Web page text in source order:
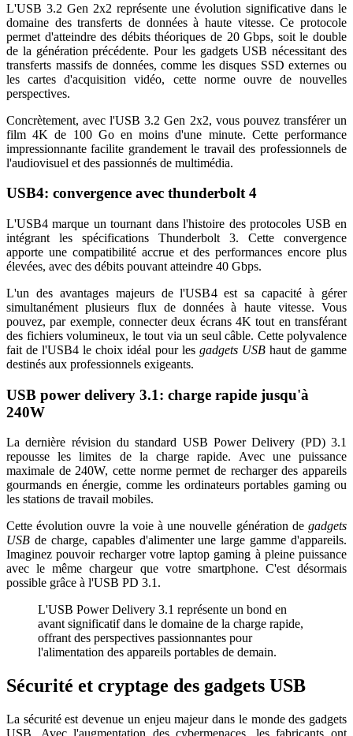
L'USB 3.2 Gen 2x2 représente une évolution significative dans le
domaine des transferts de données à haute vitesse. Ce protocole
permet d'atteindre des débits théoriques de 20 Gbps, soit le double
de la génération précédente. Pour les gadgets USB nécessitant des
transferts massifs de données, comme les disques SSD externes ou
les cartes d'acquisition vidéo, cette norme ouvre de nouvelles
perspectives.
Concrètement, avec l'USB 3.2 Gen 2x2, vous pouvez transférer un
film 4K de 100 Go en moins d'une minute. Cette performance
impressionnante facilite grandement le travail des professionnels de
l'audiovisuel et des passionnés de multimédia.
USB4: convergence avec thunderbolt 4
L'USB4 marque un tournant dans l'histoire des protocoles USB en
intégrant les spécifications Thunderbolt 3. Cette convergence
apporte une compatibilité accrue et des performances encore plus
élevées, avec des débits pouvant atteindre 40 Gbps.
L'un des avantages majeurs de l'USB4 est sa capacité à gérer
simultanément plusieurs flux de données à haute vitesse. Vous
pouvez, par exemple, connecter deux écrans 4K tout en transférant
des fichiers volumineux, le tout via un seul câble. Cette polyvalence
fait de l'USB4 le choix idéal pour les gadgets USB haut de gamme
destinés aux professionnels exigeants.
USB power delivery 3.1: charge rapide jusqu'à
240W
La dernière révision du standard USB Power Delivery (PD) 3.1
repousse les limites de la charge rapide. Avec une puissance
maximale de 240W, cette norme permet de recharger des appareils
gourmands en énergie, comme les ordinateurs portables gaming ou
les stations de travail mobiles.
Cette évolution ouvre la voie à une nouvelle génération de gadgets
USB de charge, capables d'alimenter une large gamme d'appareils.
Imaginez pouvoir recharger votre laptop gaming à pleine puissance
avec le même chargeur que votre smartphone. C'est désormais
possible grâce à l'USB PD 3.1.
L'USB Power Delivery 3.1 représente un bond en
avant significatif dans le domaine de la charge rapide,
offrant des perspectives passionnantes pour
l'alimentation des appareils portables de demain.
Sécurité et cryptage des gadgets USB
La sécurité est devenue un enjeu majeur dans le monde des gadgets